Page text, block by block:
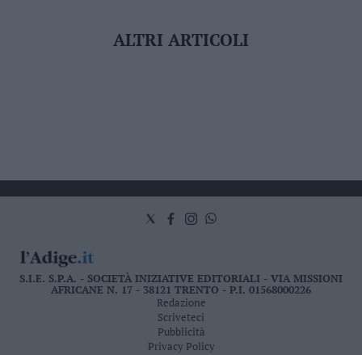
ALTRI ARTICOLI
S.I.E. S.P.A. - SOCIETÀ INIZIATIVE EDITORIALI - VIA MISSIONI
AFRICANE N. 17 - 38121 TRENTO - P.I. 01568000226
Redazione
Scriveteci
Pubblicità
Privacy Policy